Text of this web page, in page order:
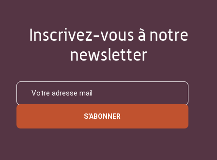
Inscrivez-vous à notre
newsletter
S'ABONNER